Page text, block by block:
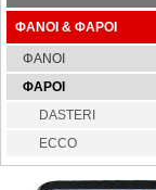
ΦΑΝΟΙ & ΦΑΡΟΙ
ΦΑΝΟΙ
ΦΑΡΟΙ
DASTERI
ECCO